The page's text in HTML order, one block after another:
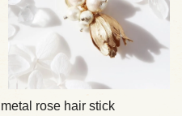
metal rose hair stick